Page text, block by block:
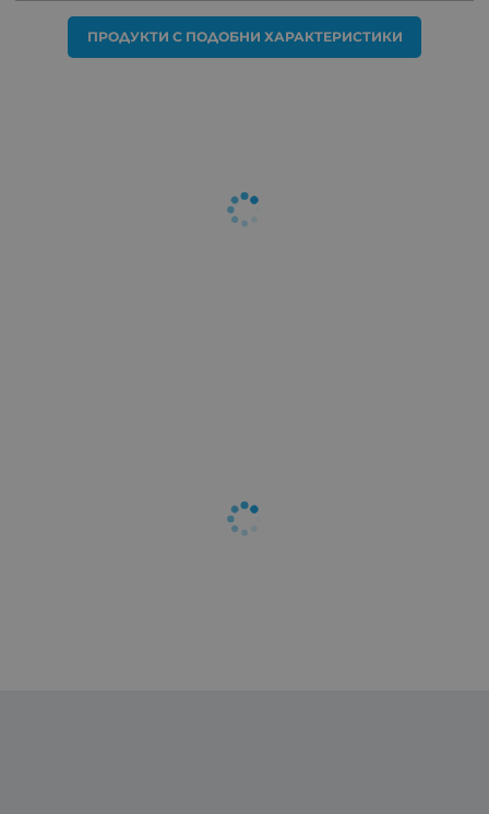
ПРОДУКТИ С ПОДОБНИ ХАРАКТЕРИСТИКИ